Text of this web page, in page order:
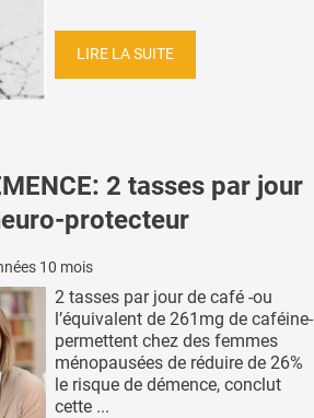
LIRE LA SUITE
2 tasses par jour
protecteur
10 mois
2 tasses par jour de café -ou
l’équivalent de 261mg de caféine-
permettent chez des femmes
ménopausées de réduire de 26%
le risque de démence, conclut
cette ...